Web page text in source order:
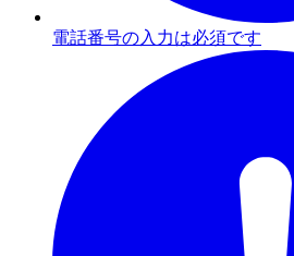
電話番号の入力は必須です